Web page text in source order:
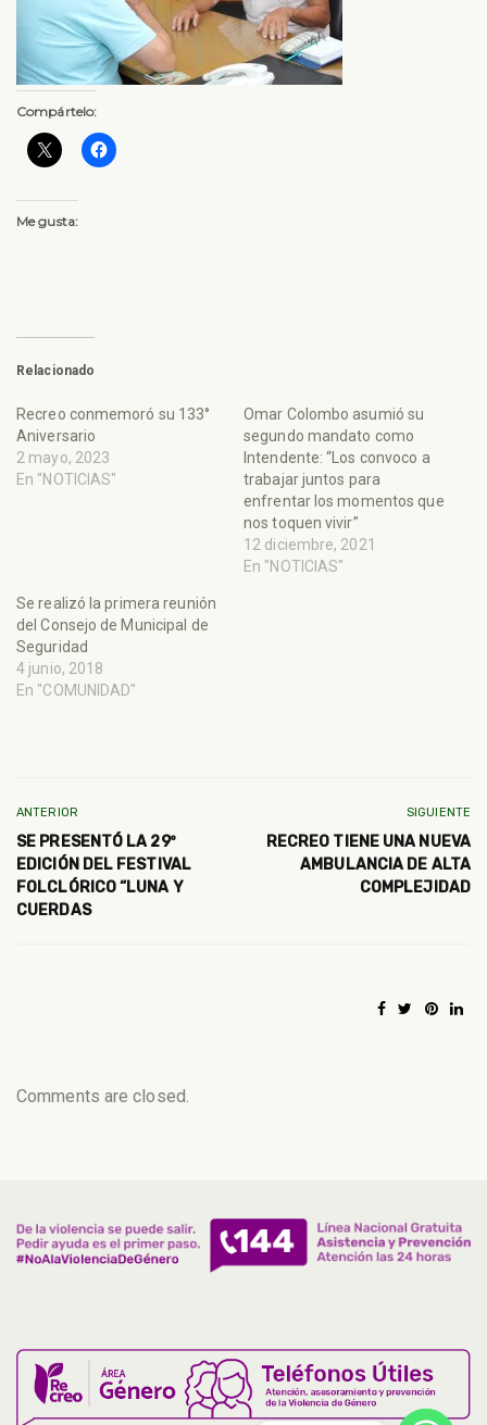
Compártelo:
Me gusta:
Relacionado
Recreo conmemoró su 133°
Aniversario
2 mayo, 2023
En "NOTICIAS"
Omar Colombo asumió su
segundo mandato como
Intendente: “Los convoco a
trabajar juntos para
enfrentar los momentos que
nos toquen vivir”
12 diciembre, 2021
En "NOTICIAS"
Se realizó la primera reunión
del Consejo de Municipal de
Seguridad
4 junio, 2018
En "COMUNIDAD"
ANTERIOR
SE PRESENTÓ LA 29º
EDICIÓN DEL FESTIVAL
FOLCLÓRICO “LUNA Y
CUERDAS
SIGUIENTE
RECREO TIENE UNA NUEVA
AMBULANCIA DE ALTA
COMPLEJIDAD
Comments are closed.